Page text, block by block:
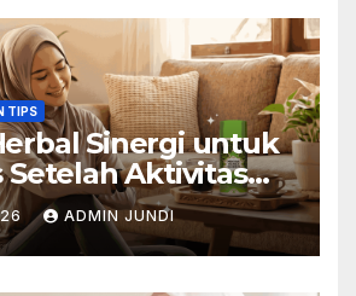
TIPS
Sinergi untuk
Setelah Aktivitas
ADMIN JUNDI